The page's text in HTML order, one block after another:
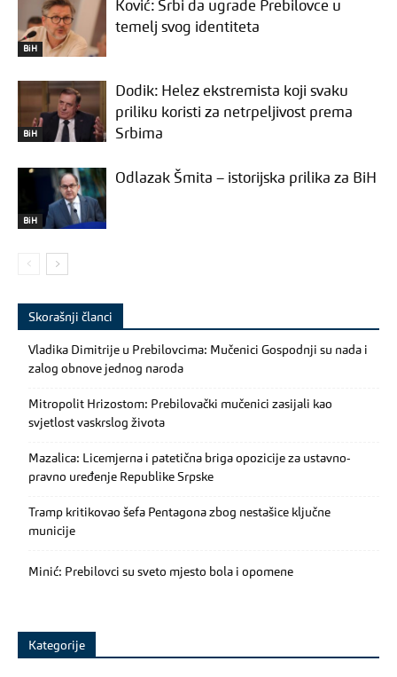
BiH
Ković: Srbi da ugrade Prebilovce u
temelj svog identiteta
BiH
Dodik: Helez ekstremista koji svaku
priliku koristi za netrpeljivost prema
Srbima
BiH
Odlazak Šmita – istorijska prilika za BiH
Skorašnji članci
Vladika Dimitrije u Prebilovcima: Mučenici Gospodnji su nada i
zalog obnove jednog naroda
Mitropolit Hrizostom: Prebilovački mučenici zasijali kao
svjetlost vaskrslog života
Mazalica: Licemjerna i patetična briga opozicije za ustavno-
pravno uređenje Republike Srpske
Tramp kritikovao šefa Pentagona zbog nestašice ključne
municije
Minić: Prebilovci su sveto mjesto bola i opomene
Kategorije